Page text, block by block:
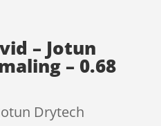
– Jotun
– 0.68
Drytech